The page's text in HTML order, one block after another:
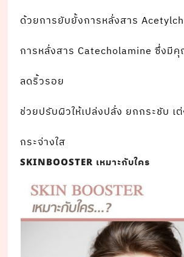
ด้วยการยับยั้งการหลั่งสาร
การหลั่งสาร Catecholamine ซึ่งมี
ลดริ้วรอย
ช่วยปรับผิวให้เปล่งปลั่ง ยกกระชับ เ
กระจ่างใส
SKINBOOSTER เหมาะกับใคร